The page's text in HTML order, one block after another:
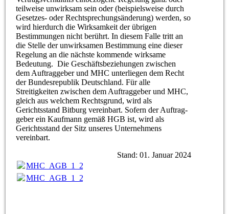
teilweise unwirksam sein oder (beispielsweise durch
Gesetzes- oder Rechtsprechungsänderung) werden, so
wird hierdurch die Wirksamkeit der übrigen
Bestimmungen nicht berührt. In diesem Falle tritt an
die Stelle der unwirksamen Bestimmung eine dieser
Regelung an die nächste kommende wirksame
Bedeutung. Die Geschäftsbeziehungen zwischen
dem Auftraggeber und MHC unterliegen dem Recht
der Bundesrepublik Deutschland. Für alle
Streitigkeiten zwischen dem Auftraggeber und MHC,
gleich aus welchem Rechtsgrund, wird als
Gerichtsstand Bitburg vereinbart. Sofern der Auftrag-
geber ein Kaufmann gemäß HGB ist, wird als
Gerichtsstand der Sitz unseres Unternehmens
vereinbart.
Stand: 01. Januar 2024
MHC_AGB_1_2024.pdf
MHC_AGB_1_2024.pdf